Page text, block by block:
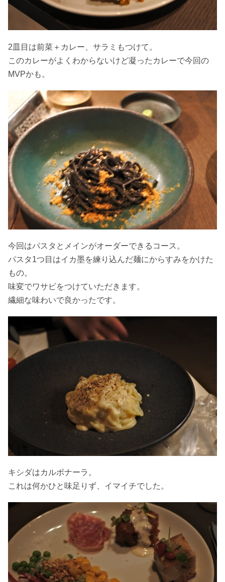
2皿目は前菜＋カレー、サラミもつけて。
このカレーがよくわからないけど凝ったカレーで今回の
MVPかも。
今回はパスタとメインがオーダーできるコース。
パスタ1つ目はイカ墨を練り込んだ麺にからすみをかけた
もの。
味変でワサビをつけていただきます。
繊細な味わいで良かったです。
キシダはカルボナーラ。
これは何かひと味足りず、イマイチでした。